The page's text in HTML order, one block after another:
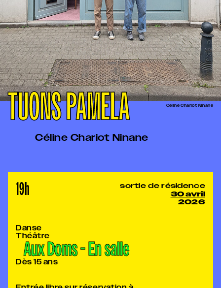
TUONS PAMELA
Céline Chariot Ninane
Celine Chariot Ninane
19h
sortie de résidence
30 avril
2026
Danse
Théâtre
Aux Doms - En salle
Dès 15 ans